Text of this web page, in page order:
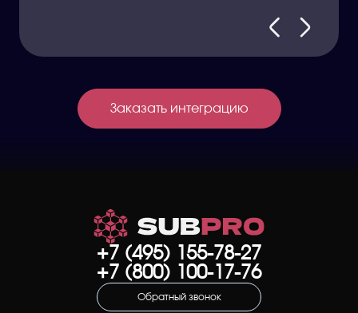
Заказать интеграцию
+7 (495) 155-78-27
+7 (800) 100-17-76
Обратный звонок